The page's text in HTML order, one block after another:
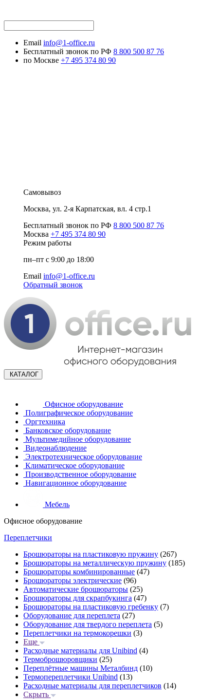
Email info@1-office.ru
Бесплатный звонок по РФ 8 800 500 87 76
по Москве +7 495 374 80 90
Самовывоз
Москва, ул. 2-я Карпатская, вл. 4 стр.1
Бесплатный звонок по РФ 8 800 500 87 76
Москва +7 495 374 80 90
Режим работы
пн–пт с 9:00 до 18:00
Email info@1-office.ru
Обратный звонок
КАТАЛОГ
Офисное оборудование
Полиграфическое оборудование
Оргтехника
Банковское оборудование
Мультимедийное оборудование
Видеонаблюдение
Электротехническое оборудование
Климатическое оборудование
Производственное оборудование
Навигационное оборудование
Мебель
Офисное оборудование
Переплетчики
Брошюраторы на пластиковую пружину (267)
Брошюраторы на металлическую пружину (185)
Брошюраторы комбинированные (47)
Брошюраторы электрические (96)
Автоматические брошюраторы (25)
Брошюраторы для скрапбукинга (47)
Брошюраторы на пластиковую гребенку (7)
Оборудование для переплета (27)
Оборудование для твердого переплета (5)
Переплетчики на термокорешки (3)
Еще
Расходные материалы для Unibind (4)
Термоброшюровщики (25)
Переплётные машины Металбинд (10)
Термопереплетчики Unibind (13)
Расходные материалы для переплетчиков (14)
Скрыть